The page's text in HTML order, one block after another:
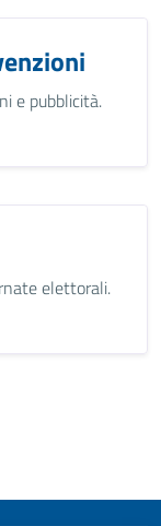
e pubblicità.
elettorali.